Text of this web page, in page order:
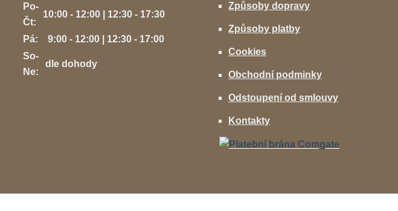
Po-
Čt:
10:00 - 12:00 | 12:30 - 17:30
Pá:
9:00 - 12:00 | 12:30 - 17:00
So-
Ne:
dle dohody
Způsoby dopravy
Způsoby platby
Cookies
Obchodní podminky
Odstoupení od smlouvy
Kontakty